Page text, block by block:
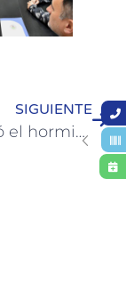
SIGUIENTE
Comenzó el hormigonado de cordones cuneta en Boulevard Gaillard